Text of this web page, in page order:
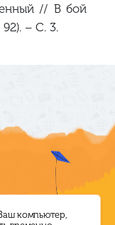
// В бой
– С. 3.
ЦБС
компьютер,